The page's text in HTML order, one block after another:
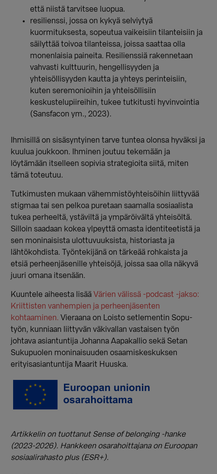
että niistä tarvitsee luopua.
resilienssi, jossa on kykyä selviytyä
kuormituksesta, sopeutua vaikeisiin tilanteisiin ja
säilyttää toivoa tilanteissa, joissa saattaa olla
monenlaisia paineita. Resilienssiä rakennetaan
vahvasti kulttuurin, hengellisyyden ja
yhteisöllisyyden kautta ja yhteys perinteisiin,
kuten seremonioihin ja yhteisöllisiin
keskustelupiireihin, tukee tutkitusti hyvinvointia
(Sansfacon ym., 2023).
Ihmisillä on sisäsyntyinen tarve tuntea olonsa hyväksi ja
kuulua joukkoon. Ihminen joutuu tekemään ja
löytämään itselleen sopivia strategioita siitä, miten
tämä toteutuu.
Tutkimusten mukaan vähemmistöyhteisöihin liittyvää
stigmaa tai sen pelkoa puretaan saamalla sosiaalista
tukea perheeltä, ystäviltä ja ympäröivältä yhteisöltä.
Silloin saadaan kokea ylpeyttä omasta identiteetistä ja
sen moninaisista ulottuvuuksista, historiasta ja
lähtökohdista. Työntekijänä on tärkeää rohkaista ja
etsiä perheenjäsenille yhteisöjä, joissa saa olla näkyvä
juuri omana itsenään.
Kuuntele aiheesta lisääVärien välissä -podcast -jakso:
Kriittisten vanhempien ja perheenjäsenten
kohtaaminen. Vieraana on Loisto setlementin Sopu-
työn, kunniaan liittyvän väkivallan vastaisen työn
johtava asiantuntija Johanna Aapakallio sekä Setan
Sukupuolen moninaisuuden osaamiskeskuksen
erityisasiantuntija Maarit Huuska.
Artikkelin on tuottanut Sense of belonging -hanke
(2023-2026). Hankkeen osarahoittajana on Euroopan
sosiaalirahasto plus (ESR+).